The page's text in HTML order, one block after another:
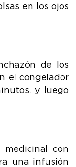
en los ojos
de los
el congelador
y luego
con
una infusión